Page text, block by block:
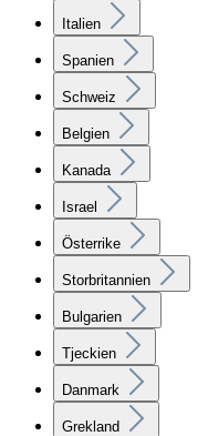
Italien
Spanien
Schweiz
Belgien
Kanada
Israel
Österrike
Storbritannien
Bulgarien
Tjeckien
Danmark
Grekland